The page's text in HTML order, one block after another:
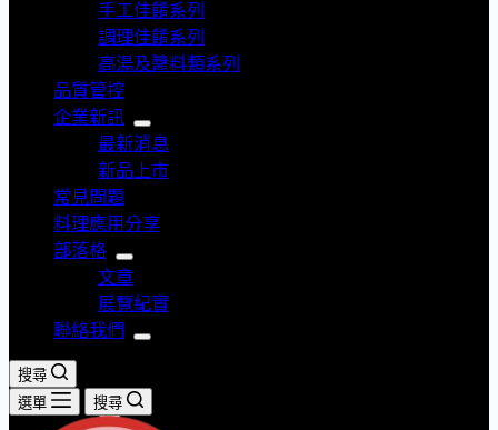
手工佳餚系列
調理佳餚系列
高湯及醬料類系列
品質管控
企業新訊
最新消息
新品上市
常見問題
料理應用分享
部落格
文章
展覽紀實
聯絡我們
搜尋
選單
搜尋